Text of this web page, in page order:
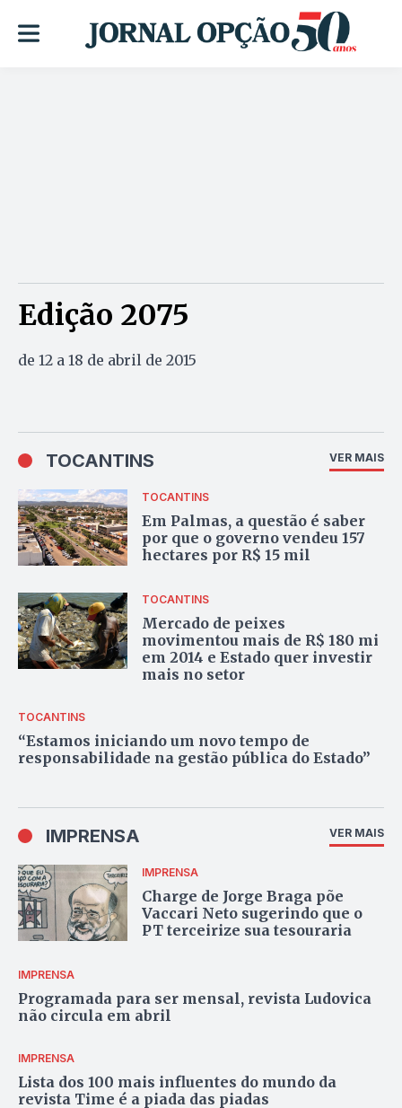
Edição 2075
de 12 a 18 de abril de 2015
TOCANTINS VER MAIS
TOCANTINS
Em Palmas, a questão é saber
por que o governo vendeu 157
hectares por R$ 15 mil
TOCANTINS
Mercado de peixes
movimentou mais de R$ 180 mi
em 2014 e Estado quer investir
mais no setor
TOCANTINS
“Estamos iniciando um novo tempo de
responsabilidade na gestão pública do Estado”
IMPRENSA VER MAIS
IMPRENSA
Charge de Jorge Braga põe
Vaccari Neto sugerindo que o
PT terceirize sua tesouraria
IMPRENSA
Programada para ser mensal, revista Ludovica
não circula em abril
IMPRENSA
Lista dos 100 mais influentes do mundo da
revista Time é a piada das piadas